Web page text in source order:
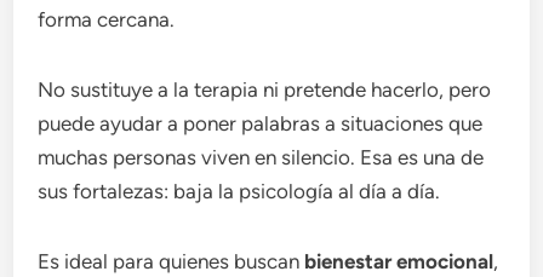
forma cercana.
No sustituye a la terapia ni pretende hacerlo, pero
puede ayudar a poner palabras a situaciones que
muchas personas viven en silencio. Esa es una de
sus fortalezas: baja la psicología al día a día.
Es ideal para quienes buscan bienestar emocional,